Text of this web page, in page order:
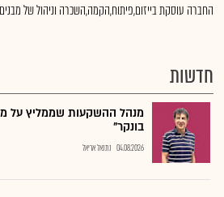
החברה עוסקת בייזום,פיתוח,הקמה,השכרה וניהול של
חדשות
מנהל ההשקעות שממליץ על
בונקר"
04.08.2026 נתנאל אריאל